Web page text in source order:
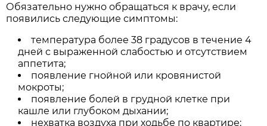
Обязательно нужно обращаться к врачу, если
появились следующие симптомы:
температура более 38 градусов в течение 4
дней с выраженной слабостью и отсутствием
аппетита;
появление гнойной или кровянистой
мокроты;
появление болей в грудной клетке при
кашле или глубоком дыхании;
нехватка воздуха при ходьбе по квартире;